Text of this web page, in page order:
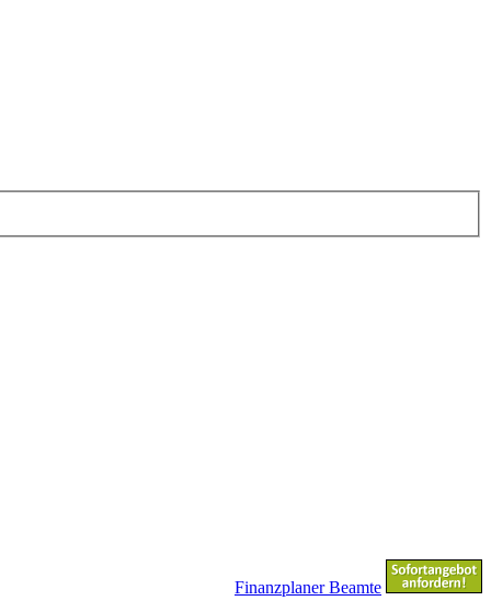
Finanzplaner Beamte